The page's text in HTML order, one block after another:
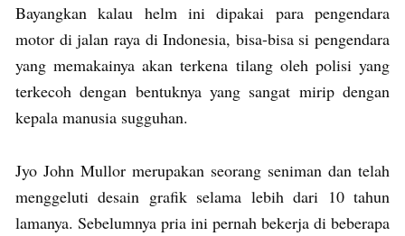
Bayangkan kalau helm ini dipakai para pengendara
motor di jalan raya di Indonesia, bisa-bisa si pengendara
yang memakainya akan terkena tilang oleh polisi yang
terkecoh dengan bentuknya yang sangat mirip dengan
kepala manusia sugguhan.
Jyo John Mullor merupakan seorang seniman dan telah
menggeluti desain grafik selama lebih dari 10 tahun
lamanya. Sebelumnya pria ini pernah bekerja di beberapa